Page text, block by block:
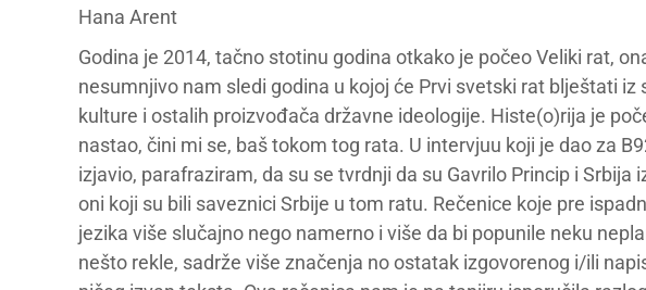
Hana Arent
Godina je 2014, tačno stotinu godina otkako je počeo Veliki rat,
nesumnjivo nam sledi godina u kojoj će Prvi svetski rat blještati
kulture i ostalih proizvođača državne ideologije. Histe(o)rija je
nastao, čini mi se, baš tokom tog rata. U intervjuu koji je dao za
izjavio, parafraziram, da su se tvrdnji da su Gavrilo Princip i Srbija
oni koji su bili saveznici Srbije u tom ratu. Rečenice koje pre
jezika više slučajno nego namerno i više da bi popunile neku
nešto rekle, sadrže više značenja no ostatak izgovorenog i/ili